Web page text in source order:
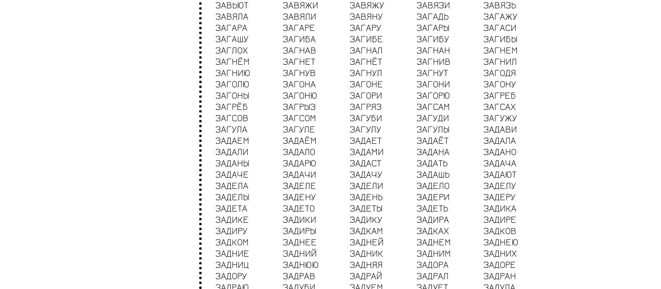
ЗАВЬЮТ
ЗАВЯЖИ ЗАВЯЖУ ЗАВЯЗИ
ЗАВЯЗЬ
ЗАВЯЛА
ЗАВЯЛИ ЗАВЯНУ ЗАГАДЬ
ЗАГАЖУ
ЗАГАРА
ЗАГАРЕ ЗАГАРУ ЗАГАРЫ
ЗАГАСИ
ЗАГАШУ
ЗАГИБА ЗАГИБЕ ЗАГИБУ
ЗАГИБЫ
ЗАГЛОХ
ЗАГНАВ ЗАГНАЛ ЗАГНАН
ЗАГНЕМ
ЗАГНЁМ
ЗАГНЕТ ЗАГНЁТ ЗАГНИВ
ЗАГНИЛ
ЗАГНИЮ
ЗАГНУВ ЗАГНУЛ ЗАГНУТ
ЗАГОДЯ
ЗАГОЛЮ
ЗАГОНА ЗАГОНЕ ЗАГОНИ
ЗАГОНУ
ЗАГОНЫ
ЗАГОНЮ ЗАГОРИ ЗАГОРЮ
ЗАГРЕБ
ЗАГРЁБ
ЗАГРЫЗ ЗАГРЯЗ ЗАГСАМ
ЗАГСАХ
ЗАГСОВ
ЗАГСОМ ЗАГУБИ ЗАГУДИ
ЗАГУЖУ
ЗАГУЛА
ЗАГУЛЕ ЗАГУЛУ ЗАГУЛЫ
ЗАДАВИ
ЗАДАЕМ
ЗАДАЁМ ЗАДАЕТ ЗАДАЁТ
ЗАДАЛА
ЗАДАЛИ
ЗАДАЛО ЗАДАМИ ЗАДАНА
ЗАДАНО
ЗАДАНЫ
ЗАДАРЮ ЗАДАСТ ЗАДАТЬ
ЗАДАЧА
ЗАДАЧЕ
ЗАДАЧИ ЗАДАЧУ ЗАДАШЬ
ЗАДАЮТ
ЗАДЕЛА
ЗАДЕЛЕ ЗАДЕЛИ ЗАДЕЛО
ЗАДЕЛУ
ЗАДЕЛЫ
ЗАДЕНУ ЗАДЕНЬ ЗАДЕРИ
ЗАДЕРУ
ЗАДЕТА
ЗАДЕТО ЗАДЕТЫ ЗАДЕТЬ
ЗАДИКА
ЗАДИКЕ
ЗАДИКИ ЗАДИКУ ЗАДИРА
ЗАДИРЕ
ЗАДИРУ
ЗАДИРЫ ЗАДКАМ ЗАДКАХ
ЗАДКОВ
ЗАДКОМ
ЗАДНЕЕ ЗАДНЕЙ ЗАДНЕМ
ЗАДНЕЮ
ЗАДНИЕ
ЗАДНИЙ ЗАДНИК ЗАДНИМ
ЗАДНИХ
ЗАДНИЦ
ЗАДНЮЮ ЗАДНЯЯ ЗАДОРА
ЗАДОРЕ
ЗАДОРУ
ЗАДРАВ ЗАДРАЙ ЗАДРАЛ
ЗАДРАН